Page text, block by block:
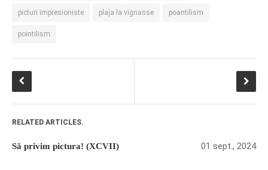
picturi impresioniste plaja la vignasse poantilism
pointilism
RELATED ARTICLES.
Să privim pictura! (XCVII) 01 sept., 2024